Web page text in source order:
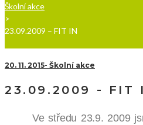
Školní akce
>
23.09.2009 – FIT IN
20. 11. 2015 Školní akce
23.09.2009 - FIT
Ve středu 23.9. 2009